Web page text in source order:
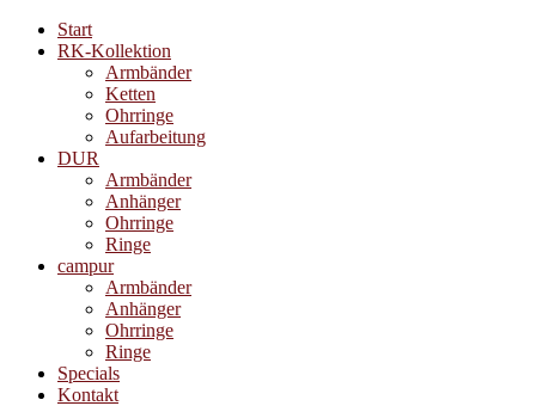
Start
RK-Kollektion
Armbänder
Ketten
Ohrringe
Aufarbeitung
DUR
Armbänder
Anhänger
Ohrringe
Ringe
campur
Armbänder
Anhänger
Ohrringe
Ringe
Specials
Kontakt